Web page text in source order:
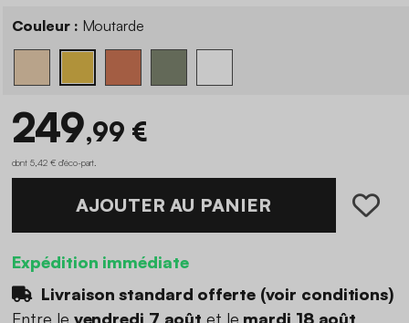
Couleur : Moutarde
249,99 €
dont 5,42 € d'éco-part
AJOUTER AU PANIER
Expédition immédiate
Livraison standard offerte (voir conditions)
Entre le vendredi 7 août et le mardi 18 août